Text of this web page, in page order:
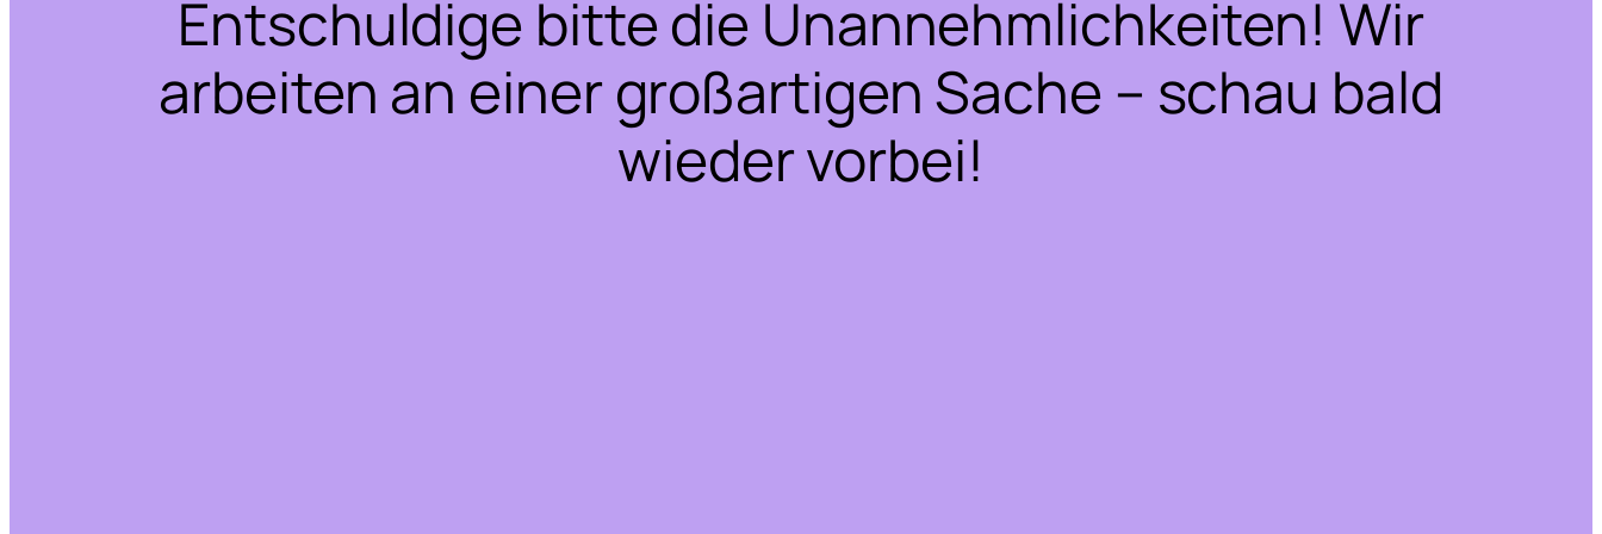
Entschuldige bitte die Unannehmlichkeiten! Wir
arbeiten an einer großartigen Sache – schau bald
wieder vorbei!